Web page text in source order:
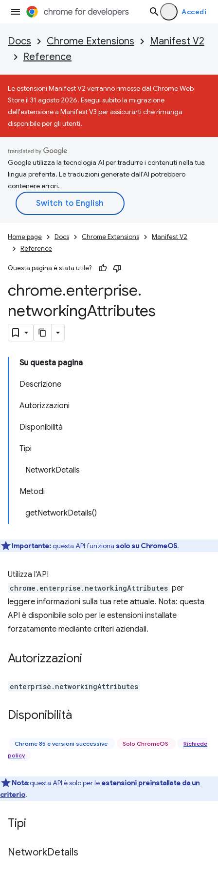
Accedi
Docs Chrome Extensions
Manifest V2
Reference
Le estensioni Manifest V2 verranno rimosse dal Chrome Web
Store il 31 agosto 2026. Esegui subito la migrazione
dell'estensione a Manifest V3 per assicurarti che rimanga
disponibile per gli utenti.
Google utilizza la tecnologia AI per tradurre i contenuti nella tua
lingua preferita. Le traduzioni generate dall'AI potrebbero
contenere errori.
Home page Docs Chrome Extensions
Manifest V2
Reference
Questa pagina è stata utile?
chrome.enterprise.
networkingAttributes
Su questa pagina
Descrizione
Autorizzazioni
Disponibilità
Tipi
NetworkDetails
Metodi
getNetworkDetails()
Importante:questa API funziona solo su ChromeOS.
Utilizza l'API
chrome.enterprise.networkingAttributes per
leggere informazioni sulla tua rete attuale. Nota: questa
API è disponibile solo per le estensioni installate
forzatamente mediante criteri aziendali.
Autorizzazioni
enterprise.networkingAttributes
Disponibilità
Chrome 85 e versioni successive Solo ChromeOS
Richiede
policy
Nota:questa API è solo per le estensioni preinstallate da un
criterio.
Tipi
NetworkDetails